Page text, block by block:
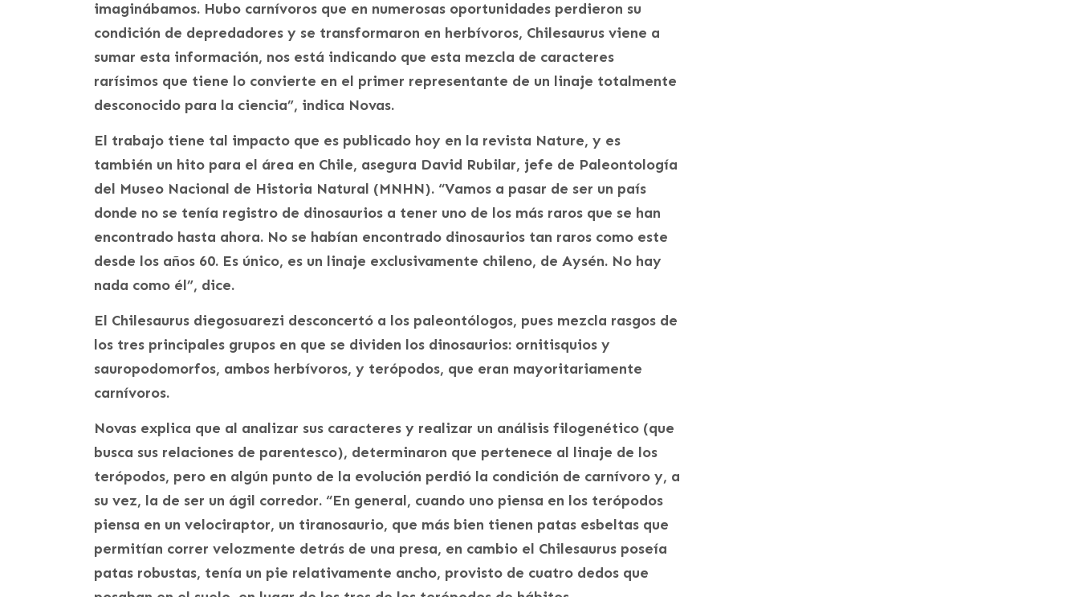
imaginábamos. Hubo carnívoros que en numerosas oportunidades perdieron su
condición de depredadores y se transformaron en herbívoros, Chilesaurus viene a
sumar esta información, nos está indicando que esta mezcla de caracteres
rarísimos que tiene lo convierte en el primer representante de un linaje totalmente
desconocido para la ciencia”, indica Novas.
El trabajo tiene tal impacto que es publicado hoy en la revista Nature, y es
también un hito para el área en Chile, asegura David Rubilar, jefe de Paleontología
del Museo Nacional de Historia Natural (MNHN). “Vamos a pasar de ser un país
donde no se tenía registro de dinosaurios a tener uno de los más raros que se han
encontrado hasta ahora. No se habían encontrado dinosaurios tan raros como este
desde los años 60. Es único, es un linaje exclusivamente chileno, de Aysén. No hay
nada como él”, dice.
El Chilesaurus diegosuarezi desconcertó a los paleontólogos, pues mezcla rasgos de
los tres principales grupos en que se dividen los dinosaurios: ornitisquios y
sauropodomorfos, ambos herbívoros, y terópodos, que eran mayoritariamente
carnívoros.
Novas explica que al analizar sus caracteres y realizar un análisis filogenético (que
busca sus relaciones de parentesco), determinaron que pertenece al linaje de los
terópodos, pero en algún punto de la evolución perdió la condición de carnívoro y, a
su vez, la de ser un ágil corredor. “En general, cuando uno piensa en los terópodos
piensa en un velociraptor, un tiranosaurio, que más bien tienen patas esbeltas que
permitían correr velozmente detrás de una presa, en cambio el Chilesaurus poseía
patas robustas, tenía un pie relativamente ancho, provisto de cuatro dedos que